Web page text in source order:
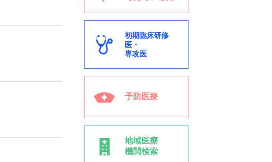
初期臨床研修
医・
専攻医
予防医療
地域医療
機関検索